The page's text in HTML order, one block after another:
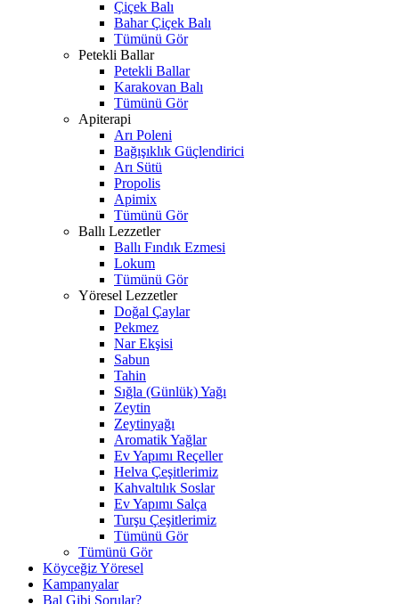
Çiçek Balı
Bahar Çiçek Balı
Tümünü Gör
Petekli Ballar
Petekli Ballar
Karakovan Balı
Tümünü Gör
Apiterapi
Arı Poleni
Bağışıklık Güçlendirici
Arı Sütü
Propolis
Apimix
Tümünü Gör
Ballı Lezzetler
Ballı Fındık Ezmesi
Lokum
Tümünü Gör
Yöresel Lezzetler
Doğal Çaylar
Pekmez
Nar Ekşisi
Sabun
Tahin
Sığla (Günlük) Yağı
Zeytin
Zeytinyağı
Aromatik Yağlar
Ev Yapımı Reçeller
Helva Çeşitlerimiz
Kahvaltılık Soslar
Ev Yapımı Salça
Turşu Çeşitlerimiz
Tümünü Gör
Tümünü Gör
Köyceğiz Yöresel
Kampanyalar
Bal Gibi Sorular?